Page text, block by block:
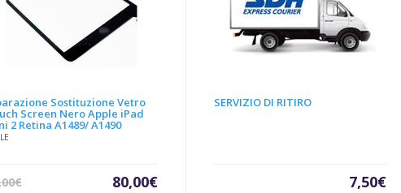
Sostituzione Vetro
Screen Nero Apple iPad
2 Retina A1489/ A1490
€
Il
80,00€
Il
SERVIZIO DI RITIRO
7,50€